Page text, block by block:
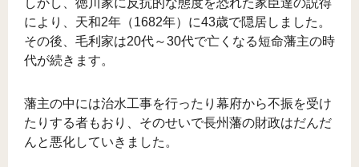
により、天和2年（1682年）に43歳で隠居しました。
その後、毛利家は20代～30代で亡くなる短命藩主の時
代が続きます。
藩主の中には治水工事を行ったり幕府から不振を受け
たりする者もおり、そのせいで長州藩の財政はだんだ
んと悪化していきました。